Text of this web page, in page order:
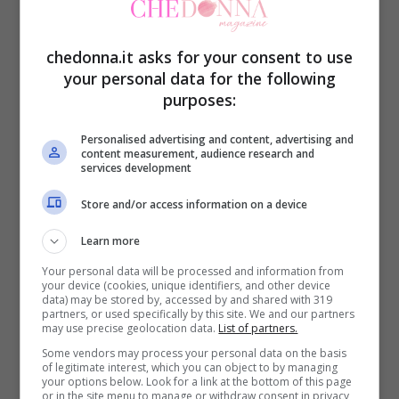
Bicarbonato di sodio sul
pollo prima di cuocerlo: il
trucco funziona
canva
chedonna.it asks for your consent to use
your personal data for the following
purposes:
Personalised advertising and content, advertising and
content measurement, audience research and
services development
Store and/or access information on a device
Learn more
Your personal data will be processed and information from
your device (cookies, unique identifiers, and other device
data) may be stored by, accessed by and shared with 319
partners, or used specifically by this site. We and our partners
may use precise geolocation data. List of partners.
Some vendors may process your personal data on the basis
of legitimate interest, which you can object to by managing
your options below. Look for a link at the bottom of this page
or in the site menu to manage or withdraw consent in privacy